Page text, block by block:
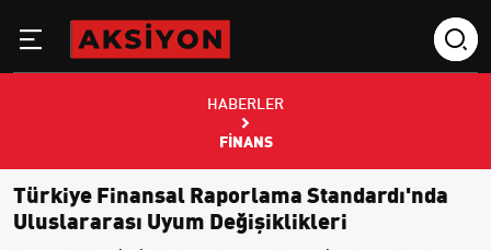
HABERLER
FINANS
Türkiye Finansal Raporlama Standardı'nda
Uluslararası Uyum Değişiklikleri